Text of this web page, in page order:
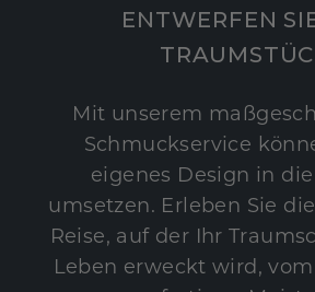
ENTWERFEN
Mit unserem
Schmuckservice
eigenes Design in
umsetzen. Erleben Sie
Reise, auf der Ihr
Leben erweckt wird,